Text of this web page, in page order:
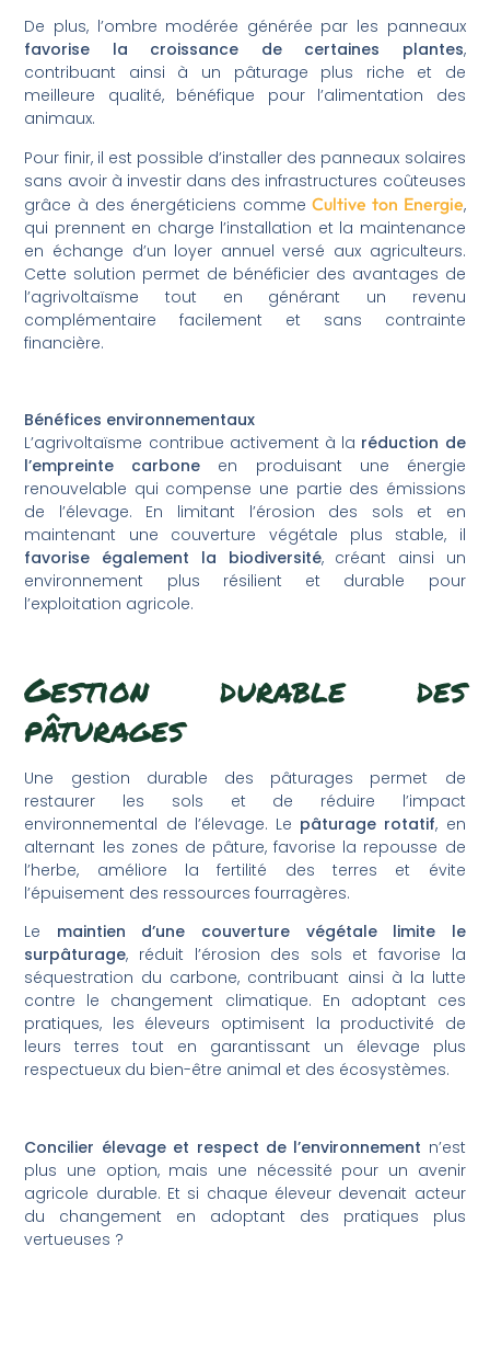
De plus, l’ombre modérée générée par les panneaux
favorise la croissance de certaines plantes,
contribuant ainsi à un pâturage plus riche et de
meilleure qualité, bénéfique pour l’alimentation des
animaux.
Pour finir, il est possible d’installer des panneaux solaires
sans avoir à investir dans des infrastructures coûteuses
grâce à des énergéticiens commeCultive ton Energie,
qui prennent en charge l’installation et la maintenance
en échange d’un loyer annuel versé aux agriculteurs.
Cette solution permet de bénéficier des avantages de
l’agrivoltaïsme tout en générant un revenu
complémentaire facilement et sans contrainte
financière.
Bénéfices environnementaux
L’agrivoltaïsme contribue activement à la réduction de
l’empreinte carbone en produisant une énergie
renouvelable qui compense une partie des émissions
de l’élevage. En limitant l’érosion des sols et en
maintenant une couverture végétale plus stable, il
favorise également la biodiversité, créant ainsi un
environnement plus résilient et durable pour
l’exploitation agricole.
Gestion durable des
pâturages
Une gestion durable des pâturages permet de
restaurer les sols et de réduire l’impact
environnemental de l’élevage. Le pâturage rotatif, en
alternant les zones de pâture, favorise la repousse de
l’herbe, améliore la fertilité des terres et évite
l’épuisement des ressources fourragères.
Le maintien d’une couverture végétale limite le
surpâturage, réduit l’érosion des sols et favorise la
séquestration du carbone, contribuant ainsi à la lutte
contre le changement climatique. En adoptant ces
pratiques, les éleveurs optimisent la productivité de
leurs terres tout en garantissant un élevage plus
respectueux du bien-être animal et des écosystèmes.
Concilier élevage et respect de l’environnement n’est
plus une option, mais une nécessité pour un avenir
agricole durable. Et si chaque éleveur devenait acteur
du changement en adoptant des pratiques plus
vertueuses ?